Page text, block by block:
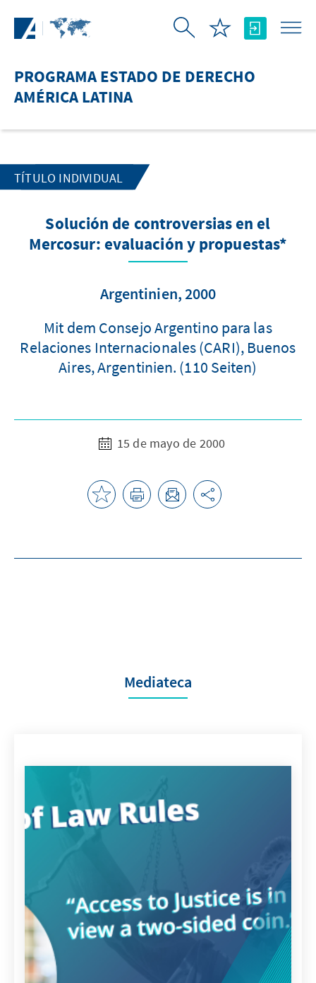
PROGRAMA ESTADO DE DERECHO
AMÉRICA LATINA
TÍTULO INDIVIDUAL
Solución de controversias en el
Mercosur: evaluación y propuestas*
Argentinien, 2000
Mit dem Consejo Argentino para las
Relaciones Internacionales (CARI), Buenos
Aires, Argentinien. (110 Seiten)
15 de mayo de 2000
Mediateca